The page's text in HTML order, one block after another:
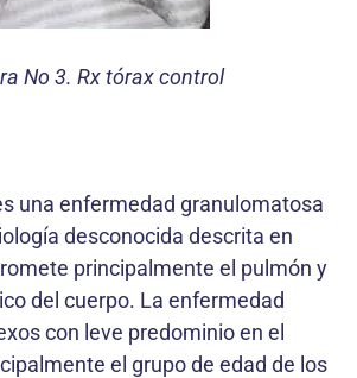
No 3. Rx tórax control
una enfermedad granulomatosa
desconocida descrita en
principalmente el pulmón y
del cuerpo. La enfermedad
con leve predominio en el
el grupo de edad de los